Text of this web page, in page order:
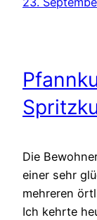
Die
einer sehr
mehreren
Ich kehrte